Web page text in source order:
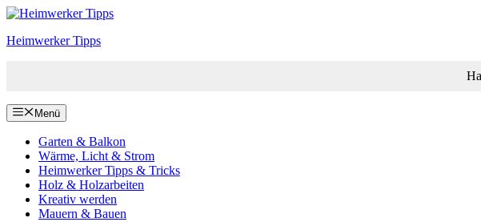
Zum
springen
Heimwerker Tipps
Menü
Garten & Balkon
Wärme, Licht & Strom
Heimwerker Tipps & Tricks
Holz & Holzarbeiten
Kreativ werden
Mauern & Bauen